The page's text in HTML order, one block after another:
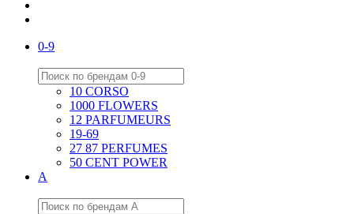
0-9
10 CORSO
1000 FLOWERS
12 PARFUMEURS
19-69
27 87 PERFUMES
50 CENT POWER
A